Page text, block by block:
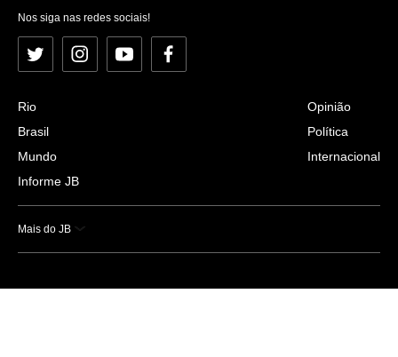
Nos siga nas redes sociais!
Twitter InstagramYouTubeFacebook
Rio
Brasil
Mundo
Informe JB
Opinião
Política
Internacional
Mais do JB
Esportes